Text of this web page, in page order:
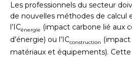
Les professionnels du secteur
de nouvelles méthodes de calcul
l’ICénergie (impact carbone lié aux
d’énergie) ou l’ICconstruction (impact
matériaux et équipements).